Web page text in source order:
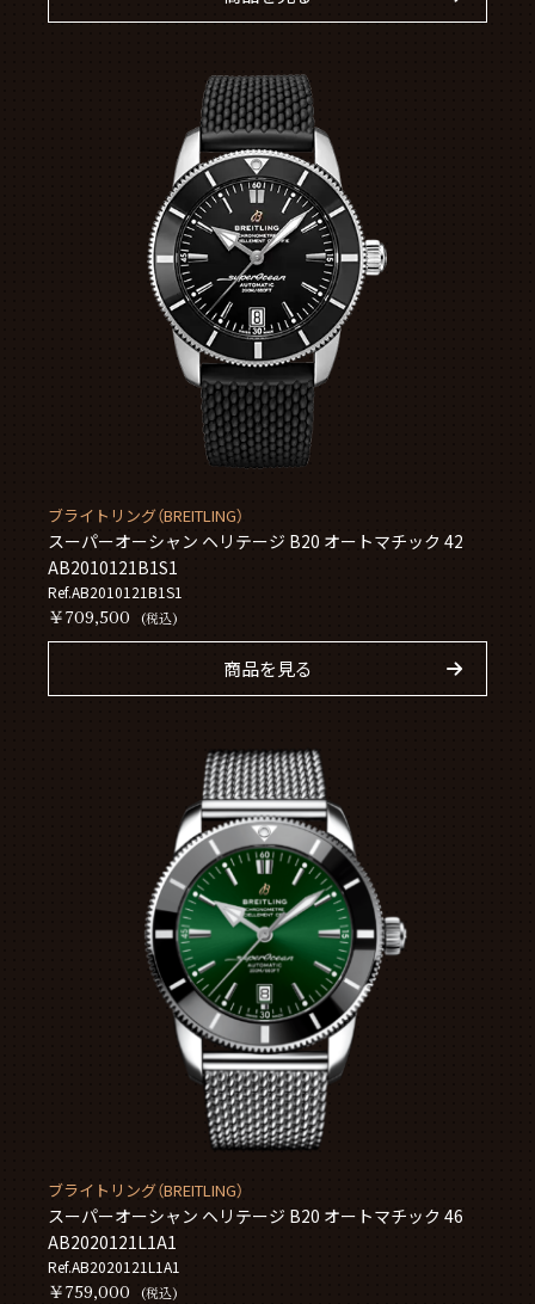
ブライトリング（BREITLING）
スーパーオーシャン ヘリテージ B20 オートマチック 42
AB2010121B1S1
Ref.AB2010121B1S1
￥709,500 (税込)
商品を見る
ブライトリング（BREITLING）
スーパーオーシャン ヘリテージ B20 オートマチック 46
AB2020121L1A1
Ref.AB2020121L1A1
￥759,000 (税込)